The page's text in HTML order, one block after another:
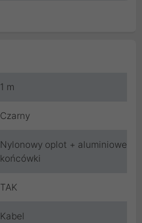
1 m
Czarny
Nylonowy oplot + aluminiowe
końcówki
TAK
Kabel